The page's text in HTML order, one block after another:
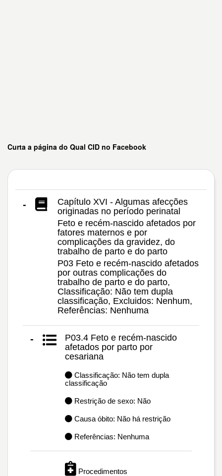
Curta a página do Qual CID no Facebook
-
Capítulo XVI - Algumas afecções
originadas no período perinatal
Feto e recém-nascido afetados por
fatores maternos e por
complicações da gravidez, do
trabalho de parto e do parto
P03 Feto e recém-nascido afetados
por outras complicações do
trabalho de parto e do parto,
Classificação: Não tem dupla
classificação, Excluidos: Nenhum,
Referências: Nenhuma
-
P03.4 Feto e recém-nascido
afetados por parto por
cesariana
Classificação: Não tem dupla
classificação
Restrição de sexo: Não
Causa óbito: Não há restrição
Referências: Nenhuma
Procedimentos